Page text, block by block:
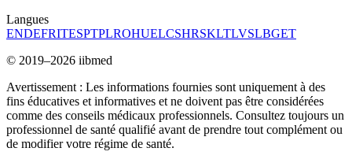
Langues
ENDEFRITESPTPLROHUELCSHRSKLTLVSLBGET
© 2019–2026 iibmed
Avertissement : Les informations fournies sont uniquement à des
fins éducatives et informatives et ne doivent pas être considérées
comme des conseils médicaux professionnels. Consultez toujours un
professionnel de santé qualifié avant de prendre tout complément ou
de modifier votre régime de santé.